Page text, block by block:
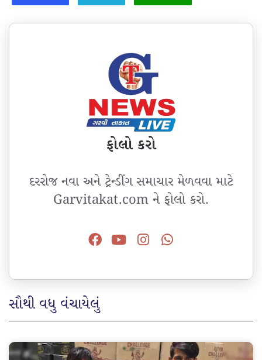
ફોલો કરો
દરરોજ નવા અને ટ્રેન્ડીંગ સમાચાર મેળવવા માટે
Garvitakat.com ને ફોલો કરો.
સૌથી વધુ વંચાયેલું